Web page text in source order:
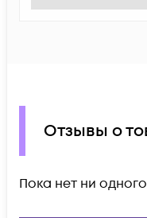
Отзывы о
Пока нет ни